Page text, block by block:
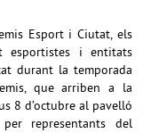
Esport i Ciutat, els
esportistes i entitats
durant la temporada
que arriben a la
8 d’octubre al pavelló
representants del